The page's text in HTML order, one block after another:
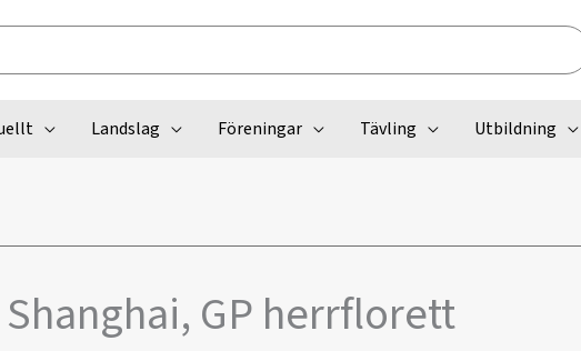
Landslag Föreningar Tävling Utbildning
Shanghai, GP herrflorett